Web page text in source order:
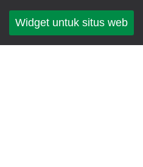
Widget untuk situs web